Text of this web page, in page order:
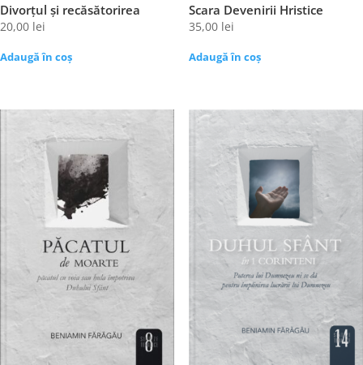
Divorțul și recăsătorirea
20,00 lei
Adaugă în coș
Scara Devenirii Hristice
35,00 lei
Adaugă în coș